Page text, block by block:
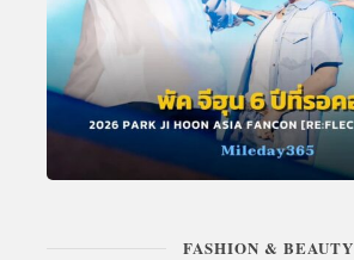
FASHION & BEAUTY